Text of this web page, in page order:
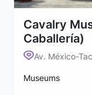
Cavalry
Caballería)
Av. México-
Museums